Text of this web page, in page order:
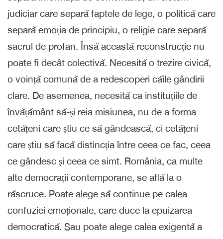
judiciar care separă faptele de lege, o politică care
separă emoția de principiu, o religie care separă
sacrul de profan. Însă această reconstrucție nu
poate fi decât colectivă. Necesită o trezire civică,
o voință comună de a redescoperi căile gândirii
clare. De asemenea, necesită ca instituțiile de
învățământ să-și reia misiunea, nu de a forma
cetățeni care știu ce să gândească, ci cetățeni
care știu să facă distincția între ceea ce fac, ceea
ce gândesc și ceea ce simt. România, ca multe
alte democrații contemporane, se află la o
răscruce. Poate alege să continue pe calea
confuziei emoționale, care duce la epuizarea
democratică. Sau poate alege calea exigentă a